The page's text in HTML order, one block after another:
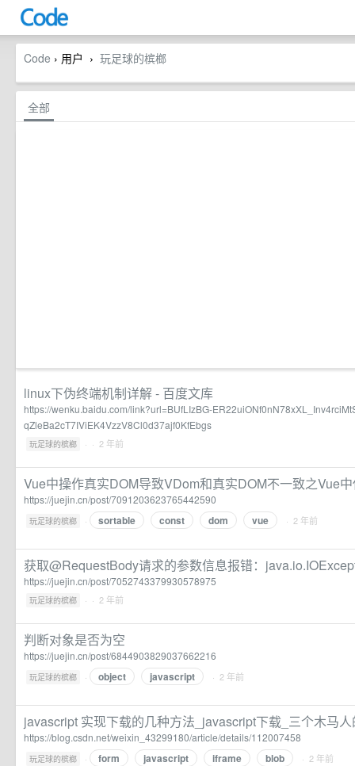
Code › 用户 › 玩足球的槟榔
全部
linux下伪终端机制详解 - 百度文库
https://wenku.baidu.com/link?url=BUfLIzBG-
qZleBa2cT7IViEK4VzzV8Cl0d37ajf0KfEbgs
玩足球的槟榔 · · 2 年前
Vue中操作真实DOM导致VDom和真实DOM不一致之Vue
https://juejin.cn/post/7091203623765442590
玩足球的槟榔 · sortable const dom vue · 2 年前
获取@RequestBody请求的参数信息报错：
https://juejin.cn/post/7052743379930578975
玩足球的槟榔 · · 2 年前
判断对象是否为空
https://juejin.cn/post/6844903829037662216
玩足球的槟榔 · object javascript · 2 年前
javascript 实现下载的几种方法_javascript下载_三个木马
https://blog.csdn.net/weixin_43299180/article/details/112007458
玩足球的槟榔 · form javascript iframe blob · 2 年前